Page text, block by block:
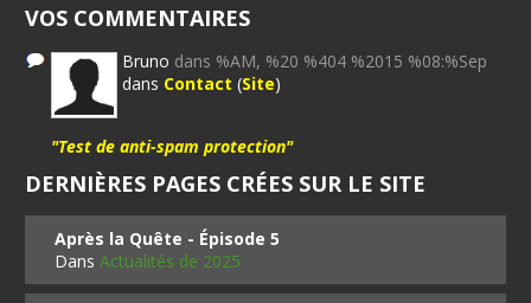
VOS COMMENTAIRES
Bruno dans %AM, %20 %404 %2015 %08:%Sep
dans Contact (Site)
"Test de anti-spam protection"
DERNIÈRES PAGES CRÉES SUR LE SITE
Après la Quête - Épisode 5
DansActualités de 2025